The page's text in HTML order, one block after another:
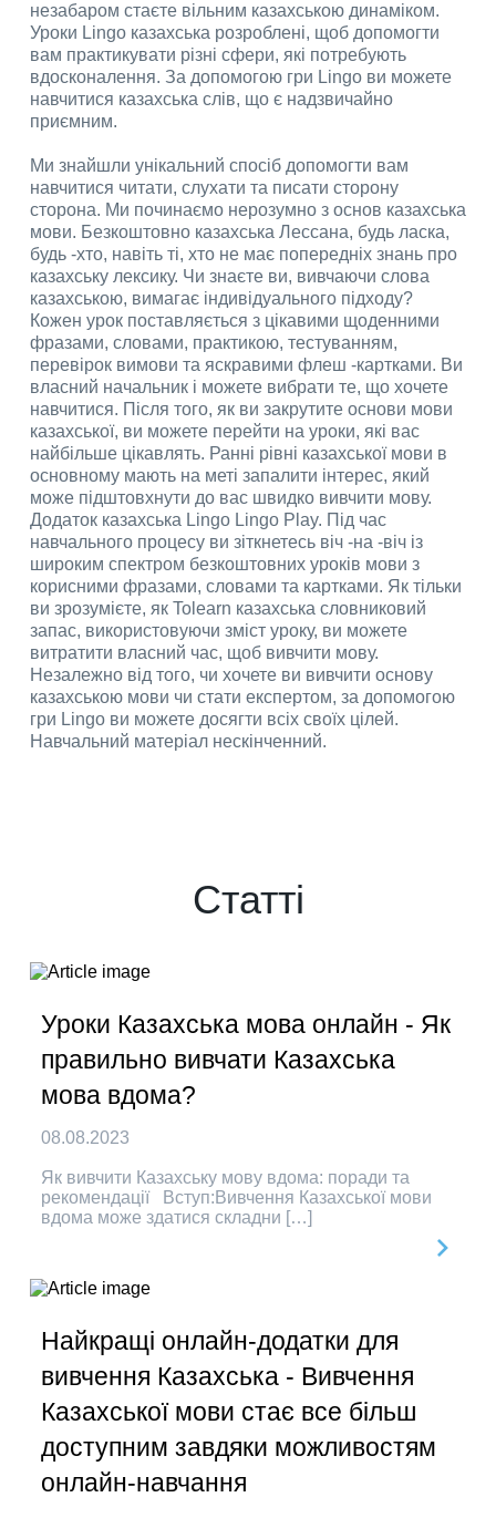
незабаром стаєте вільним казахською динаміком.
Уроки Lingo казахська розроблені, щоб допомогти
вам практикувати різні сфери, які потребують
вдосконалення. За допомогою гри Lingo ви можете
навчитися казахська слів, що є надзвичайно
приємним.
Ми знайшли унікальний спосіб допомогти вам
навчитися читати, слухати та писати сторону
сторона. Ми починаємо нерозумно з основ казахська
мови. Безкоштовно казахська Лессана, будь ласка,
будь -хто, навіть ті, хто не має попередніх знань про
казахську лексику. Чи знаєте ви, вивчаючи слова
казахською, вимагає індивідуального підходу?
Кожен урок поставляється з цікавими щоденними
фразами, словами, практикою, тестуванням,
перевірок вимови та яскравими флеш -картками. Ви
власний начальник і можете вибрати те, що хочете
навчитися. Після того, як ви закрутите основи мови
казахської, ви можете перейти на уроки, які вас
найбільше цікавлять. Ранні рівні казахської мови в
основному мають на меті запалити інтерес, який
може підштовхнути до вас швидко вивчити мову.
Додаток казахська Lingo Lingo Play. Під час
навчального процесу ви зіткнетесь віч -на -віч із
широким спектром безкоштовних уроків мови з
корисними фразами, словами та картками. Як тільки
ви зрозумієте, як Tolearn казахська словниковий
запас, використовуючи зміст уроку, ви можете
витратити власний час, щоб вивчити мову.
Незалежно від того, чи хочете ви вивчити основу
казахською мови чи стати експертом, за допомогою
гри Lingo ви можете досягти всіх своїх цілей.
Навчальний матеріал нескінченний.
Статті
Уроки Казахська мова онлайн - Як
правильно вивчати Казахська
мова вдома?
08.08.2023
Як вивчити Казахську мову вдома: поради та
рекомендації Вступ:Вивчення Казахської мови
вдома може здатися складни […]
Найкращі онлайн-додатки для
вивчення Казахська - Вивчення
Казахської мови стає все більш
доступним завдяки можливостям
онлайн-навчання